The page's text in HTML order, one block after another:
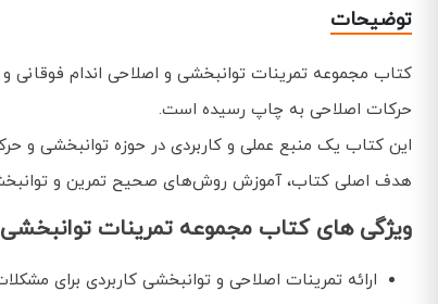
توضیحات
کتاب مجموعه تمرینات توانبخشی و اصلاحی اندام فوقانی
حرکات اصلاحی به چاپ رسیده است.
این کتاب یک منبع عملی و کاربردی در حوزه توانبخشی و
هدف اصلی کتاب، آموزش روش‌های صحیح تمرین و
ویژگی های کتاب مجموعه تمرینات توانبخشی
ارائه تمرینات اصلاحی و توانبخشی کاربردی برای